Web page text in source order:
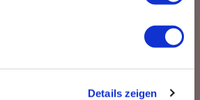
Details zeigen